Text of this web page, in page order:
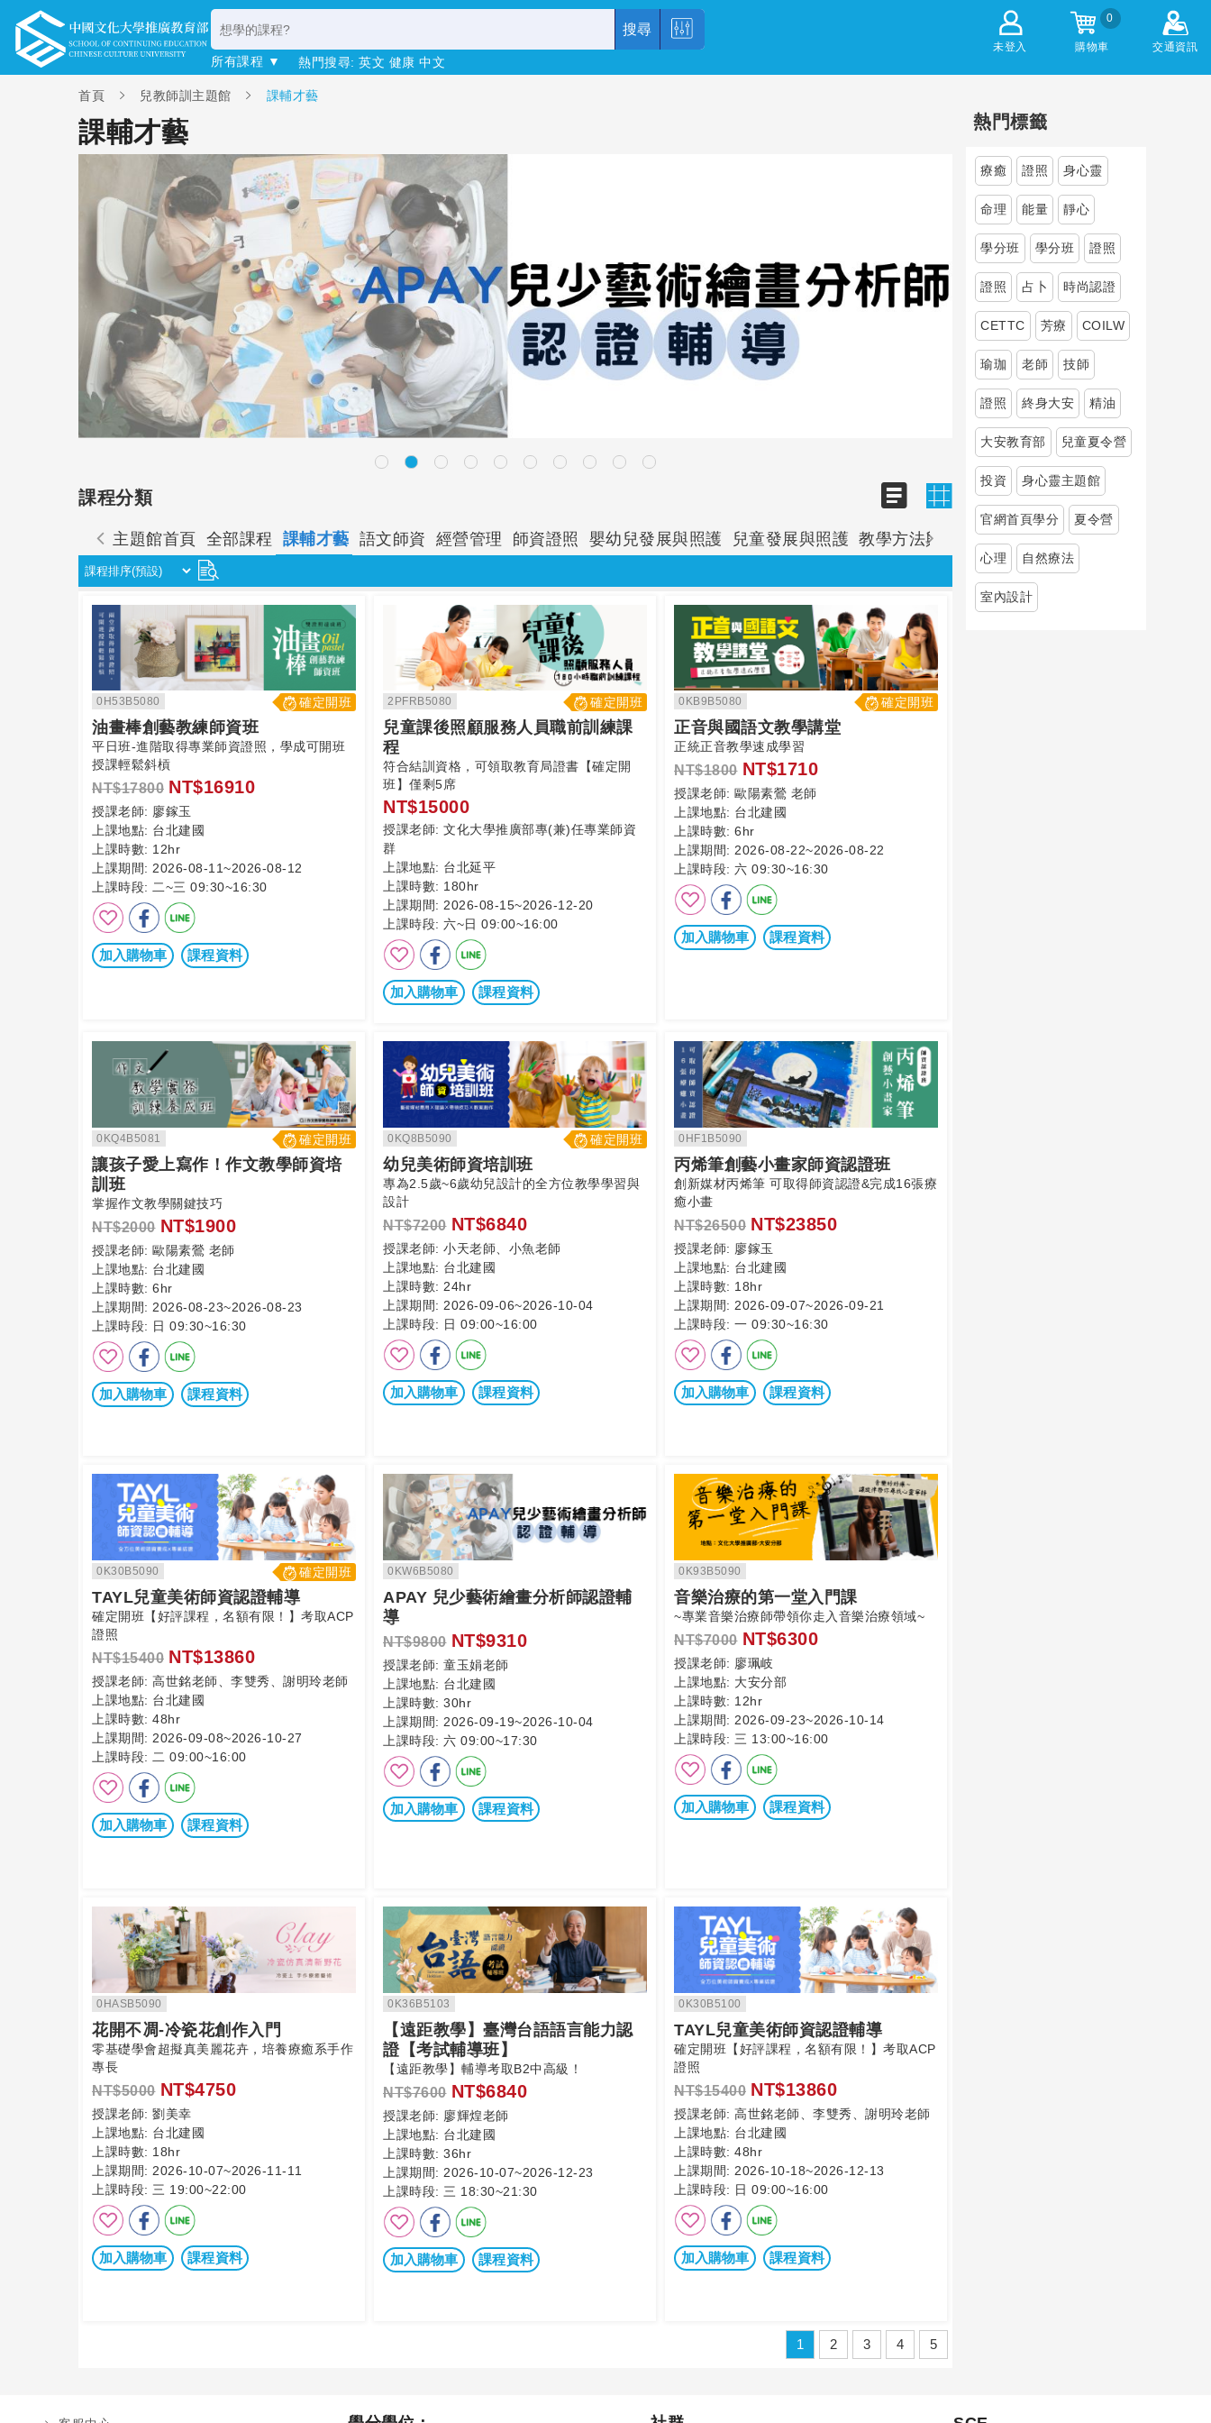
未登入
0
購物車 交通資訊
搜尋
所有課程 ▼ 熱門搜尋: 英文 健康 中文
首頁 兒教師訓主題館 課輔才藝
課輔才藝
課程分類
主題館首頁 全部課程 課輔才藝 語文師資 經營管理 師資證照 嬰幼兒發展與照護 兒童發展與照護 教學方法與活動 遠距教學
0H53B5080 確定開班
油畫棒創藝教練師資班
平日班-進階取得專業師資證照，學成可開班
授課輕鬆斜槓
NT$17800 NT$16910
授課老師: 廖鎵玉
上課地點: 台北建國
上課時數: 12hr
上課期間: 2026-08-11~2026-08-12
上課時段: 二~三 09:30~16:30
加入購物車 課程資料
2PFRB5080 確定開班
兒童課後照顧服務人員職前訓練課
程
符合結訓資格，可領取教育局證書【確定開
班】僅剩5席
NT$15000
授課老師: 文化大學推廣部專(兼)任專業師資
群
上課地點: 台北延平
上課時數: 180hr
上課期間: 2026-08-15~2026-12-20
上課時段: 六~日 09:00~16:00
加入購物車 課程資料
0KB9B5080 確定開班
正音與國語文教學講堂
正統正音教學速成學習
NT$1800 NT$1710
授課老師: 歐陽素鶯 老師
上課地點: 台北建國
上課時數: 6hr
上課期間: 2026-08-22~2026-08-22
上課時段: 六 09:30~16:30
加入購物車 課程資料
0KQ4B5081 確定開班
讓孩子愛上寫作！作文教學師資培
訓班
掌握作文教學關鍵技巧
NT$2000 NT$1900
授課老師: 歐陽素鶯 老師
上課地點: 台北建國
上課時數: 6hr
上課期間: 2026-08-23~2026-08-23
上課時段: 日 09:30~16:30
加入購物車 課程資料
0KQ8B5090 確定開班
幼兒美術師資培訓班
專為2.5歲~6歲幼兒設計的全方位教學學習與
設計
NT$7200 NT$6840
授課老師: 小天老師、小魚老師
上課地點: 台北建國
上課時數: 24hr
上課期間: 2026-09-06~2026-10-04
上課時段: 日 09:00~16:00
加入購物車 課程資料
0HF1B5090
丙烯筆創藝小畫家師資認證班
創新媒材丙烯筆 可取得師資認證&完成16張療
癒小畫
NT$26500 NT$23850
授課老師: 廖鎵玉
上課地點: 台北建國
上課時數: 18hr
上課期間: 2026-09-07~2026-09-21
上課時段: 一 09:30~16:30
加入購物車 課程資料
0K30B5090 確定開班
TAYL兒童美術師資認證輔導
確定開班【好評課程，名額有限！】考取ACP
證照
NT$15400 NT$13860
授課老師: 高世銘老師、李雙秀、謝明玲老師
上課地點: 台北建國
上課時數: 48hr
上課期間: 2026-09-08~2026-10-27
上課時段: 二 09:00~16:00
加入購物車 課程資料
0KW6B5080
APAY 兒少藝術繪畫分析師認證輔
導
NT$9800 NT$9310
授課老師: 童玉娟老師
上課地點: 台北建國
上課時數: 30hr
上課期間: 2026-09-19~2026-10-04
上課時段: 六 09:00~17:30
加入購物車 課程資料
0K93B5090
音樂治療的第一堂入門課
~專業音樂治療師帶領你走入音樂治療領域~
NT$7000 NT$6300
授課老師: 廖珮岐
上課地點: 大安分部
上課時數: 12hr
上課期間: 2026-09-23~2026-10-14
上課時段: 三 13:00~16:00
加入購物車 課程資料
0HASB5090
花開不凋-冷瓷花創作入門
零基礎學會超擬真美麗花卉，培養療癒系手作
專長
NT$5000 NT$4750
授課老師: 劉美幸
上課地點: 台北建國
上課時數: 18hr
上課期間: 2026-10-07~2026-11-11
上課時段: 三 19:00~22:00
加入購物車 課程資料
0K36B5103
【遠距教學】臺灣台語語言能力認
證【考試輔導班】
【遠距教學】輔導考取B2中高級！
NT$7600 NT$6840
授課老師: 廖輝煌老師
上課地點: 台北建國
上課時數: 36hr
上課期間: 2026-10-07~2026-12-23
上課時段: 三 18:30~21:30
加入購物車 課程資料
0K30B5100
TAYL兒童美術師資認證輔導
確定開班【好評課程，名額有限！】考取ACP
證照
NT$15400 NT$13860
授課老師: 高世銘老師、李雙秀、謝明玲老師
上課地點: 台北建國
上課時數: 48hr
上課期間: 2026-10-18~2026-12-13
上課時段: 日 09:00~16:00
加入購物車 課程資料
1 2 3 4 5
熱門標籤
療癒 證照 身心靈
命理 能量 靜心
學分班 學分班 證照
證照 占卜 時尚認證
CETTC 芳療 COILW
瑜珈 老師 技師
證照 終身大安 精油
大安教育部 兒童夏令營
投資 身心靈主題館
官網首頁學分 夏令營
心理 自然療法
室內設計